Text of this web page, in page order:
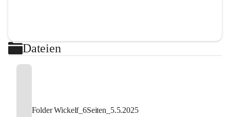
Dateien
Folder Wickelf_6Seiten_5.5.2025